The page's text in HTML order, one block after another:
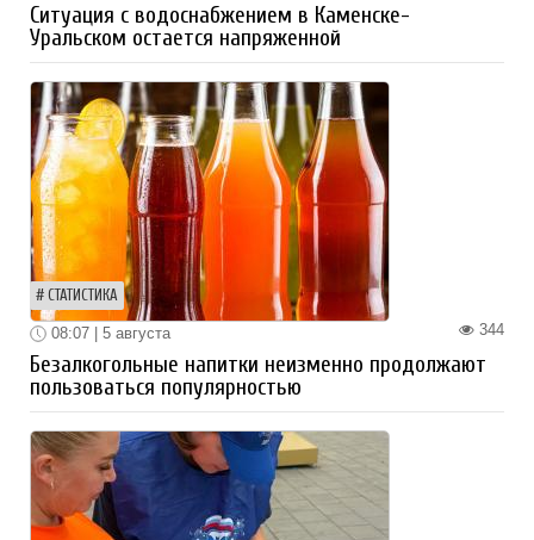
Ситуация с водоснабжением в Каменске-
Уральском остается напряженной
СТАТИСТИКА
344
08:07 | 5 августа
Безалкогольные напитки неизменно продолжают
пользоваться популярностью